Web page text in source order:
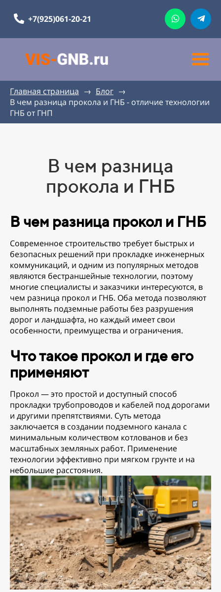
+7(925)061-20-21
Главная страница → Блог →
В чем разница прокола и ГНБ - отличие технологии
ГНБ от ГНП
В чем разница
прокола и ГНБ
В чем разница прокол и ГНБ
Современное строительство требует быстрых и
безопасных решений при прокладке инженерных
коммуникаций, и одним из популярных методов
являются бестраншейные технологии, поэтому
многие специалисты и заказчики интересуются, в
чем разница прокол и ГНБ. Оба метода позволяют
выполнять подземные работы без разрушения
дорог и ландшафта, но каждый имеет свои
особенности, преимущества и ограничения.
Что такое прокол и где его
применяют
Прокол — это простой и доступный способ
прокладки трубопроводов и кабелей под дорогами
и другими препятствиями. Суть метода
заключается в создании подземного канала с
минимальным количеством котлованов и без
масштабных земляных работ. Применение
технологии эффективно при мягком грунте и на
небольшие расстояния.